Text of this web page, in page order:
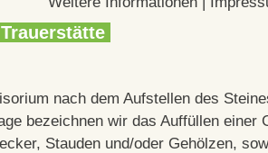
nach dem Aufstellen des
bezeichnen wir das Auffüllen einer
Stauden und/oder Gehölzen,